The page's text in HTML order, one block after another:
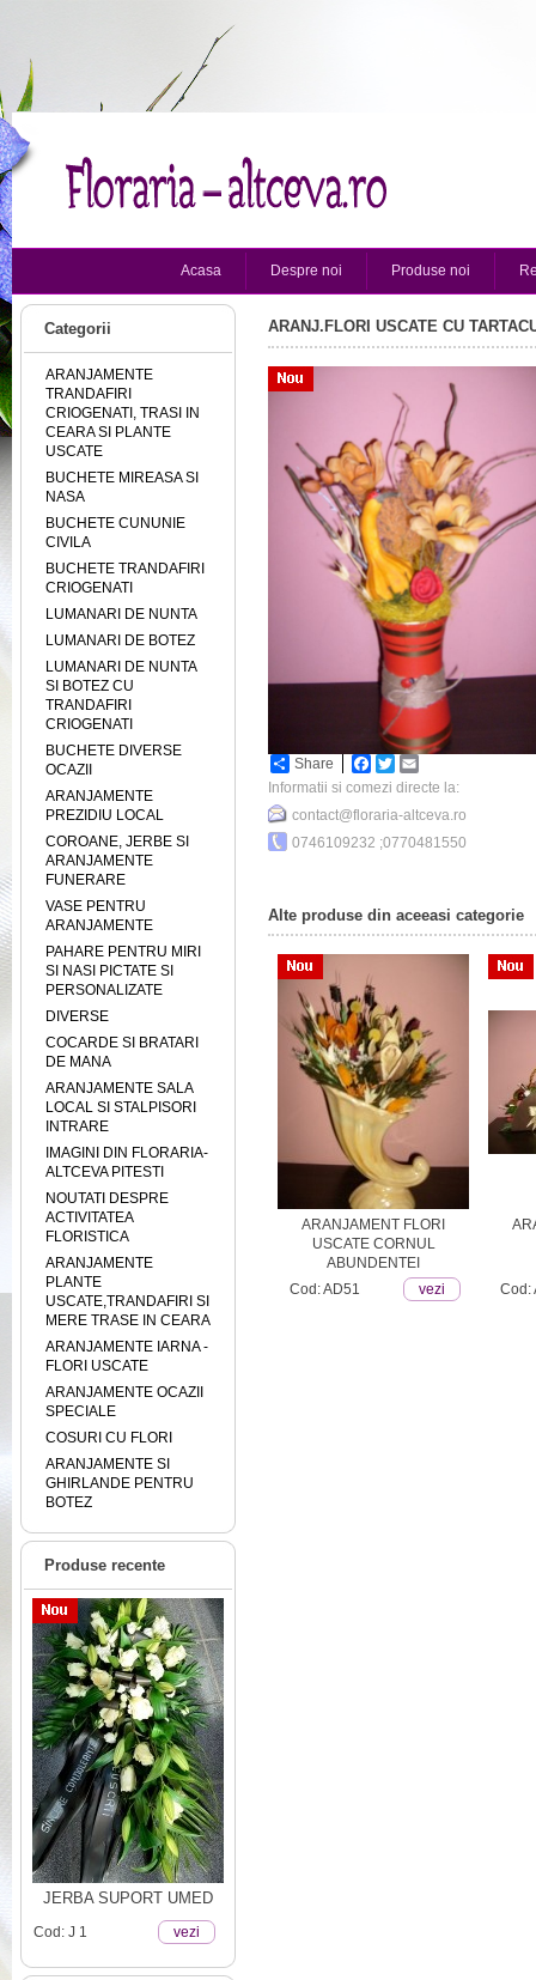
Acasa Despre noi Produse noi
Categorii
ARANJAMENTE
TRANDAFIRI
CRIOGENATI, TRASI IN
CEARA SI PLANTE
USCATE
BUCHETE MIREASA SI
NASA
BUCHETE CUNUNIE
CIVILA
BUCHETE TRANDAFIRI
CRIOGENATI
LUMANARI DE NUNTA
LUMANARI DE BOTEZ
LUMANARI DE NUNTA
SI BOTEZ CU
TRANDAFIRI
CRIOGENATI
BUCHETE DIVERSE
OCAZII
ARANJAMENTE
PREZIDIU LOCAL
COROANE, JERBE SI
ARANJAMENTE
FUNERARE
VASE PENTRU
ARANJAMENTE
PAHARE PENTRU MIRI
SI NASI PICTATE SI
PERSONALIZATE
DIVERSE
COCARDE SI BRATARI
DE MANA
ARANJAMENTE SALA
LOCAL SI STALPISORI
INTRARE
IMAGINI DIN FLORARIA-
ALTCEVA PITESTI
NOUTATI DESPRE
ACTIVITATEA
FLORISTICA
ARANJAMENTE
PLANTE
USCATE,TRANDAFIRI SI
MERE TRASE IN CEARA
ARANJAMENTE IARNA -
FLORI USCATE
ARANJAMENTE OCAZII
SPECIALE
COSURI CU FLORI
ARANJAMENTE SI
GHIRLANDE PENTRU
BOTEZ
Produse recente
JERBA SUPORT UMED
Cod: J 1 vezi
ARANJ.FLORI USCATE CU
Share Facebook
Twitter
Informatii si comezi directe la:
contact@floraria-altceva.ro
0746109232 ;0770481550
Alte produse din aceeasi categorie
ARANJAMENT FLORI
USCATE CORNUL
ABUNDENTEI
Cod: AD51
vezi Cod: